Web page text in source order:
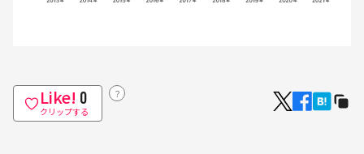
Like! 0
クリップする
？